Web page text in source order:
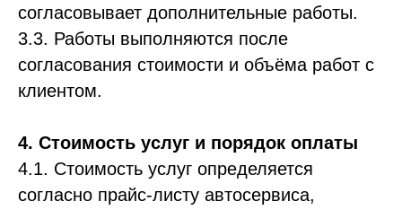
согласовывает дополнительные работы.
3.3. Работы выполняются после
согласования стоимости и объёма работ с
клиентом.
4. Стоимость услуг и порядок оплаты
4.1. Стоимость услуг определяется
согласно прайс-листу автосервиса,